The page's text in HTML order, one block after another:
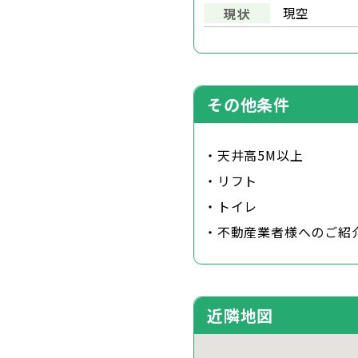
現状
現空
その他条件
・天井高5M以上
・リフト
・トイレ
・不動産業者様へのご紹
近隣地図